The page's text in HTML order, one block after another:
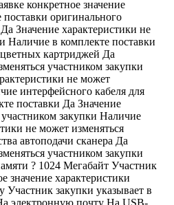
конкретное значение
оригинального
Значение характеристики не
Наличие в комплекте поставки
картриджей Да
участником закупки
не может
интерфейсного кабеля для
поставки Да Значение
закупки Наличие
не может изменяться
автоподачи сканера Да
участником закупки
? 1024 Мегабайт Участник
значение характеристики
закупки указывает в
электронную почту На USB-